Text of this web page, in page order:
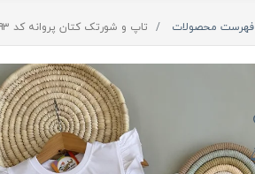
فهرست محصولات تاپ و شورتک کتان پروانه کد ۲۵۹۳